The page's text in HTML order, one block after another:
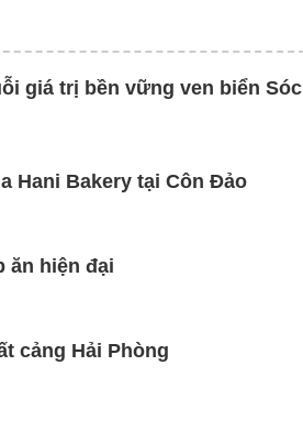
giá trị bền vững ven biển Sóc
Hani Bakery tại Côn Đảo
ăn hiện đại
cảng Hải Phòng